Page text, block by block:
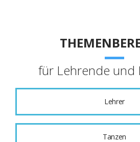
für Lehrende und
Lehrer
Tanzen